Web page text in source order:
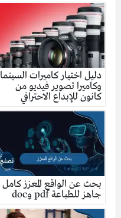
دليل اختيار كاميرات السينما
وكاميرا تصوير فيديو من
كانون للإبداع الاحترافي
بحث عن الواقع المعزز كامل
جاهز للطباعة pdf وdoc